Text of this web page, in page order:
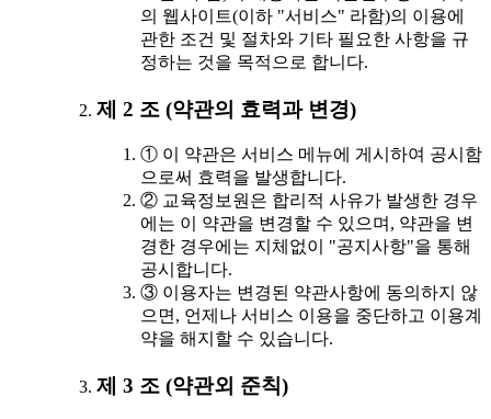
의 웹사이트(이하 "서비스" 라함)의 이용에
관한 조건 및 절차와 기타 필요한 사항을 규
정하는 것을 목적으로 합니다.
제 2 조 (약관의 효력과 변경)
① 이 약관은 서비스 메뉴에 게시하여 공시함
으로써 효력을 발생합니다.
② 교육정보원은 합리적 사유가 발생한 경우
에는 이 약관을 변경할 수 있으며, 약관을 변
경한 경우에는 지체없이 "공지사항"을 통해
공시합니다.
③ 이용자는 변경된 약관사항에 동의하지 않
으면, 언제나 서비스 이용을 중단하고 이용계
약을 해지할 수 있습니다.
제 3 조 (약관외 준칙)